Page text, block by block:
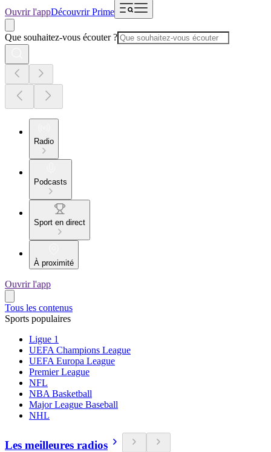
Ouvrir l'appDécouvrir Prime
Que souhaitez-vous écouter ?
Radio
Podcasts
Sport en direct
À proximité
Ouvrir l'app
Tous les contenus
Sports populaires
Ligue 1
UEFA Champions League
UEFA Europa League
Premier League
NFL
NBA Basketball
Major League Baseball
NHL
Les meilleures radios